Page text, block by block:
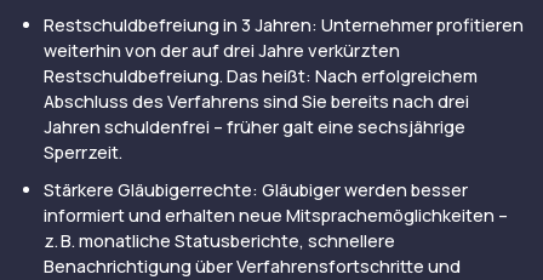
Restschuldbefreiung in 3 Jahren: Unternehmer profitieren
weiterhin von der auf drei Jahre verkürzten
Restschuldbefreiung. Das heißt: Nach erfolgreichem
Abschluss des Verfahrens sind Sie bereits nach drei
Jahren schuldenfrei – früher galt eine sechsjährige
Sperrzeit.
Stärkere Gläubigerrechte: Gläubiger werden besser
informiert und erhalten neue Mitsprachemöglichkeiten –
z. B. monatliche Statusberichte, schnellere
Benachrichtigung über Verfahrensfortschritte und